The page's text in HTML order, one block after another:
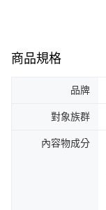
商品規格
品牌
對象族群
內容物成分